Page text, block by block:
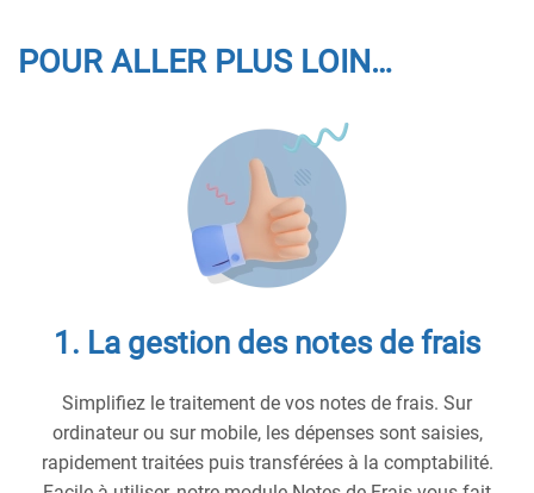
POUR ALLER PLUS LOIN…
1. La gestion des notes de frais
Simplifiez le traitement de vos notes de frais. Sur
ordinateur ou sur mobile, les dépenses sont saisies,
rapidement traitées puis transférées à la comptabilité.